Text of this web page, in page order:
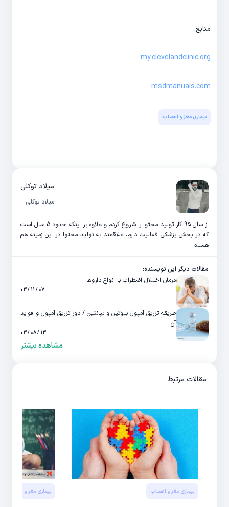
منابع:
my.clevelandclinic.org
msdmanuals.com
بیماری مغز و اعصاب
میلاد توکلی
میلاد توکلی
از سال 95 کار تولید محتوا را شروع کردم و علاوه بر اینکه حدود 5 سال است
که در بخش پزشکی فعالیت دارم، علاقمند به تولید محتوا در این زمینه هم
هستم.
مقالات دیگر این نویسنده:
درمان اختلال اضطراب با انواع داروها
۰۷ / ۱۱ / ۰۳
طریقه تزریق آمپول بیوتین و بپانتین / دوز تزریق آمپول و فواید
آن
۱۳ / ۰۸ / ۰۳
مشاهده بیشتر
مقالات مرتبط
بیماری مغز و اعصاب بیماری مغز و اعصاب